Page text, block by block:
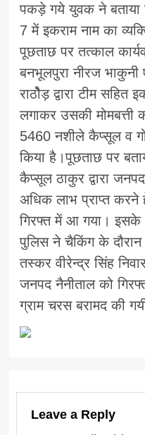
पकड़े गये युवक ने बताया
7 में इकराम नाम का
पूछताछ पर तत्काल
बनभूलपुरा नीरज
राठोैड़ द्वारा टीम सहित
लगाकर उसकी
5460 नशीले कैप्सूल व
किया है।पूछताछ पर
कैप्सूल ठाकुर द्वारा
अधिक लाभ प्राप्त
गिरफ्त में आ गया। इसके
पुलिस ने चैकिंग के
तस्कर वीरेन्द्र सिंह
जनपद नैनीताल को
ग्राम चरस बरामद की
Leave a Reply